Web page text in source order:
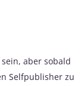
aber sobald
Selfpublisher zu